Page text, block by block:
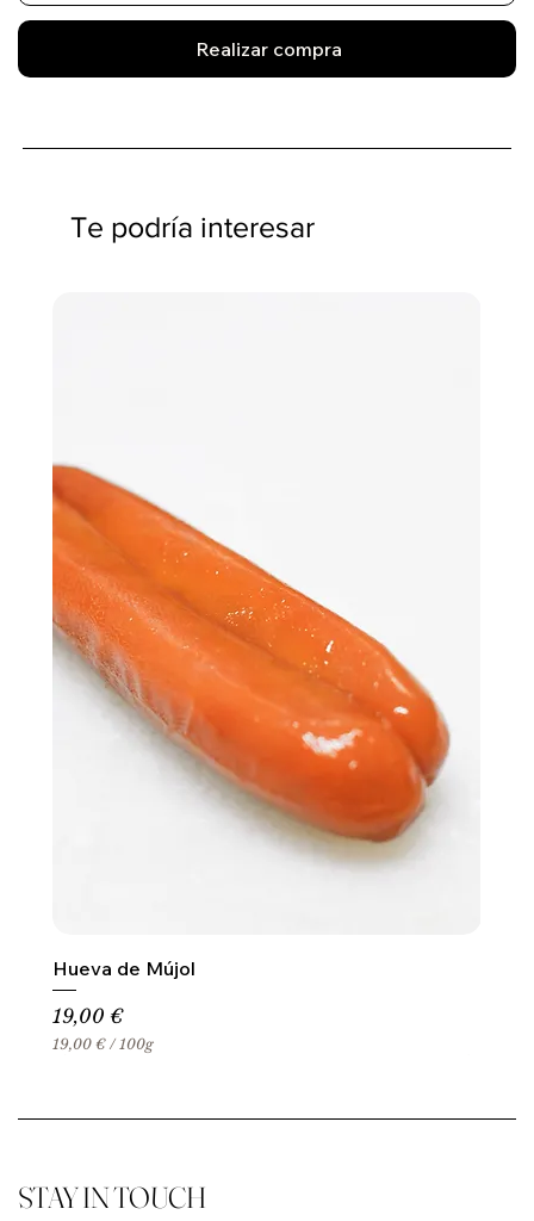
Realizar compra
Te podría interesar
Hueva de Mújol
Precio
19,00 €
19,00 € /100g
0
p
STAY IN TOUCH